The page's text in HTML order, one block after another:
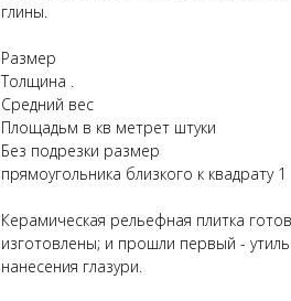
глины.
Размер
Толщина .
Средний вес
Площадьм в кв метрет штуки
Без подрезки размер
прямоугольника близкого к квадрату 1
Керамическая рельефная плитка
изготовлены; и прошли первый -
нанесения глазури.